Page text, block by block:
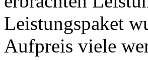
Leistungspaket
Aufpreis viele